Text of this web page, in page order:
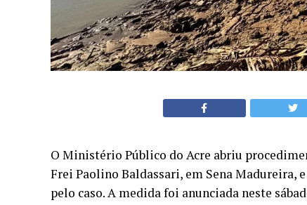
O Ministério Público do Acre abriu
Frei Paolino Baldassari, em Sena Madureira,
pelo caso. A medida foi anunciada neste